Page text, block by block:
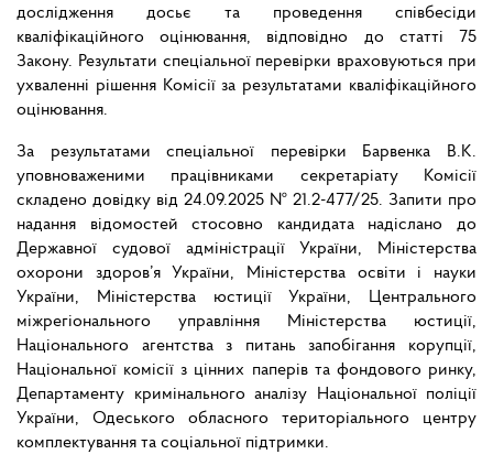
дослідження досьє та проведення співбесіди
кваліфікаційного оцінювання, відповідно до статті 75
Закону. Результати спеціальної перевірки враховуються при
ухваленні рішення Комісії за результатами кваліфікаційного
оцінювання.
За результатами спеціальної перевірки Барвенка В.К.
уповноваженими працівниками секретаріату Комісії
складено довідку від 24.09.2025 № 21.2-477/25. Запити про
надання відомостей стосовно кандидата надіслано до
Державної судової адміністрації України, Міністерства
охорони здоров’я України, Міністерства освіти і науки
України, Міністерства юстиції України, Центрального
міжрегіонального управління Міністерства юстиції,
Національного агентства з питань запобігання корупції,
Національної комісії з цінних паперів та фондового ринку,
Департаменту кримінального аналізу Національної поліції
України, Одеського обласного територіального центру
комплектування та соціальної підтримки.